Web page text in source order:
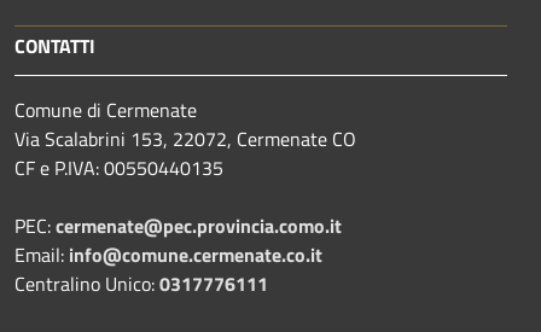
CONTATTI
Comune di Cermenate
Via Scalabrini 153, 22072, Cermenate CO
CF e P.IVA: 00550440135
PEC:cermenate@pec.provincia.como.it
Email: info@comune.cermenate.co.it
Centralino Unico:0317776111